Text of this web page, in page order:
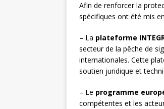
Afin de renforcer la
spécifiques ont été mis
– La plateforme
secteur de la pêche de
internationales. Cette
soutien juridique et
– Le programme
compétentes et les